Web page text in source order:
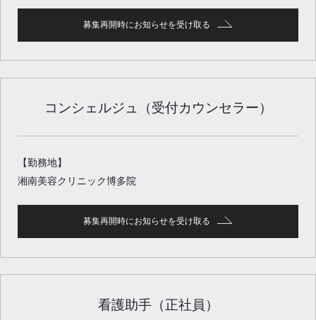
募集再開時にお知らせを受け取る
コンシェルジュ（受付カウンセラー）
【勤務地】
湘南美容クリニック博多院
募集再開時にお知らせを受け取る
看護助手（正社員）